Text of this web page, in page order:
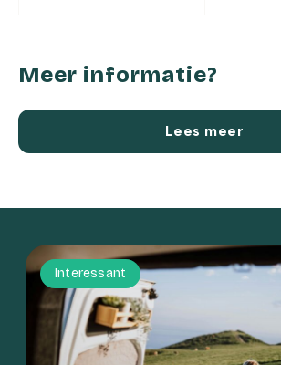
Meer informatie?
Lees meer
Interessant